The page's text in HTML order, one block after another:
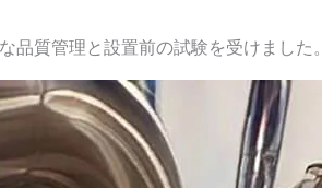
質管理と設置前の試験を受けました。